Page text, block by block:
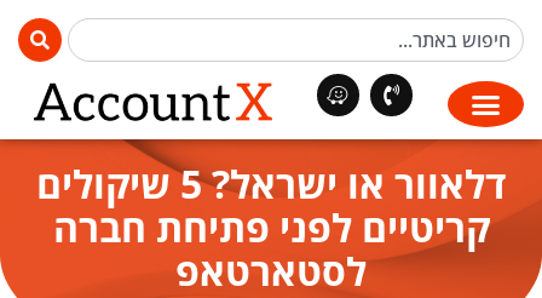
דלאוור או ישראל? 5 שיקולים
קריטיים לפני פתיחת חברה
לסטארטאפ